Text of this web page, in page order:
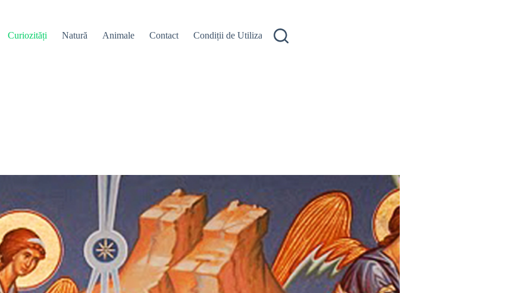
Curiozități Natură Animale Contact Condiții de Utilizare